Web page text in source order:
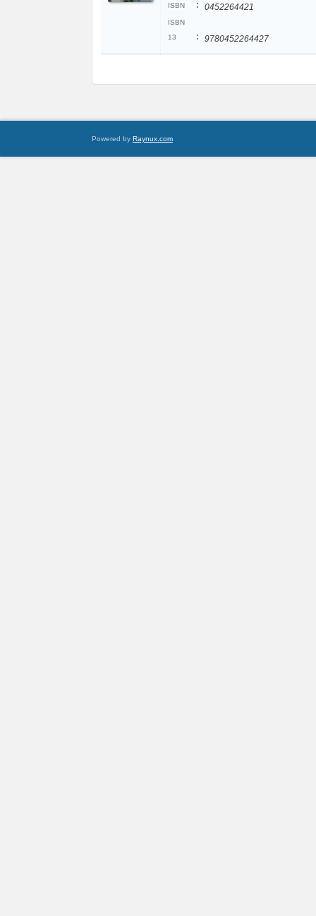
ISBN : 0452264421
ISBN
13
: 9780452264427
Powered by Raynux.com